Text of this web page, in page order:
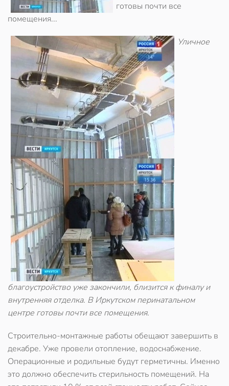
готовы почти все
помещения...
Уличное
благоустройство уже закончили, близится к финалу и
внутренняя отделка. В Иркутском перинатальном
центре готовы почти все помещения.
Строительно-монтажные работы обещают завершить в
декабре. Уже провели отопление, водоснабжение.
Операционные и родильные будут герметичны. Именно
это должно обеспечить стерильность помещений. На